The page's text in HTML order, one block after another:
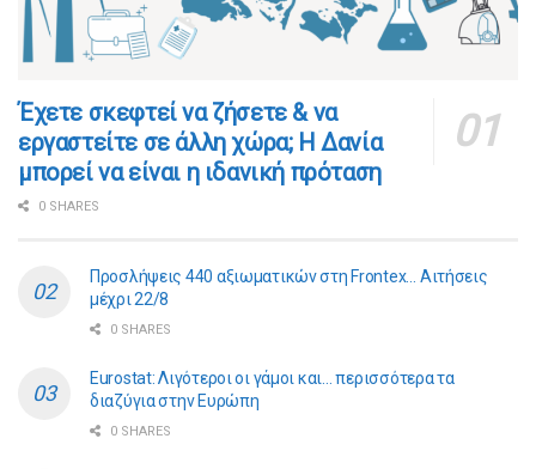
​​Έχετε σκεφτεί να ζήσετε & να
εργαστείτε σε άλλη χώρα; Η Δανία
μπορεί να είναι η ιδανική πρόταση
0 SHARES
Προσλήψεις 440 αξιωματικών στη Frontex… Αιτήσεις
μέχρι 22/8
0 SHARES
Eurostat: Λιγότεροι οι γάμοι και… περισσότερα τα
διαζύγια στην Ευρώπη
0 SHARES